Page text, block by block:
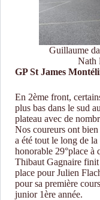
Guillaume
Nath
GP St James
En 2ème front,
plus bas dans le sud
plateau avec de
Nos coureurs ont
a été tout le long de
honorable 29°place à
Thibaut Gagnaire finit
place pour Julien
pour sa première
junior 1ère année.